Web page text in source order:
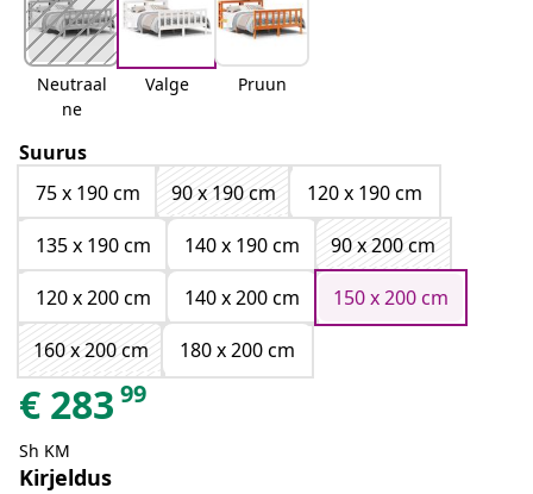
Neutraal
ne
Valge Pruun
Suurus
75 x 190 cm
90 x 190 cm
120 x 190 cm
135 x 190 cm
140 x 190 cm
90 x 200 cm
120 x 200 cm
140 x 200 cm
150 x 200 cm
160 x 200 cm
180 x 200 cm
€ 283 99
Sh KM
Kirjeldus